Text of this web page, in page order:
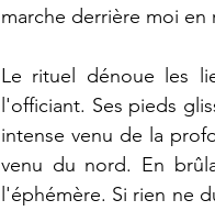
marche derrière moi
Le rituel dénoue les
l'officiant. Ses pieds
intense venu de la
venu du nord. En
l'éphémère. Si rien ne